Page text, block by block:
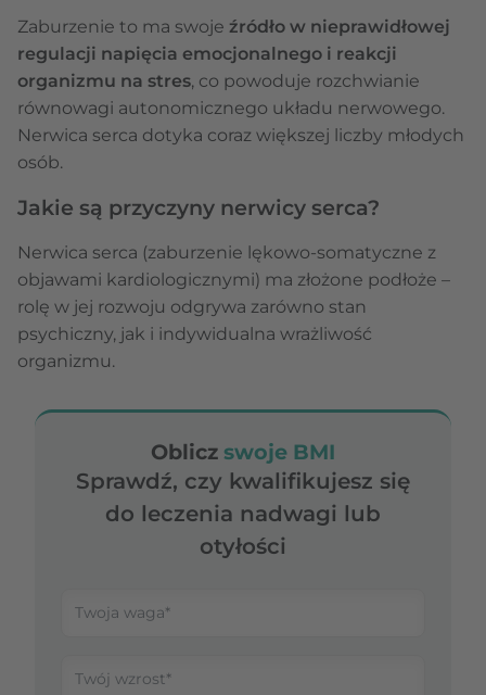
Zaburzenie to ma swoje źródło w nieprawidłowej
regulacji napięcia emocjonalnego i reakcji
organizmu na stres, co powoduje rozchwianie
równowagi autonomicznego układu nerwowego.
Nerwica serca dotyka coraz większej liczby młodych
osób.
Jakie są przyczyny nerwicy serca?
Nerwica serca (zaburzenie lękowo-somatyczne z
objawami kardiologicznymi) ma złożone podłoże –
rolę w jej rozwoju odgrywa zarówno stan
psychiczny, jak i indywidualna wrażliwość
organizmu.
Oblicz swoje BMI
Sprawdź, czy kwalifikujesz się
do leczenia nadwagi lub
otyłości